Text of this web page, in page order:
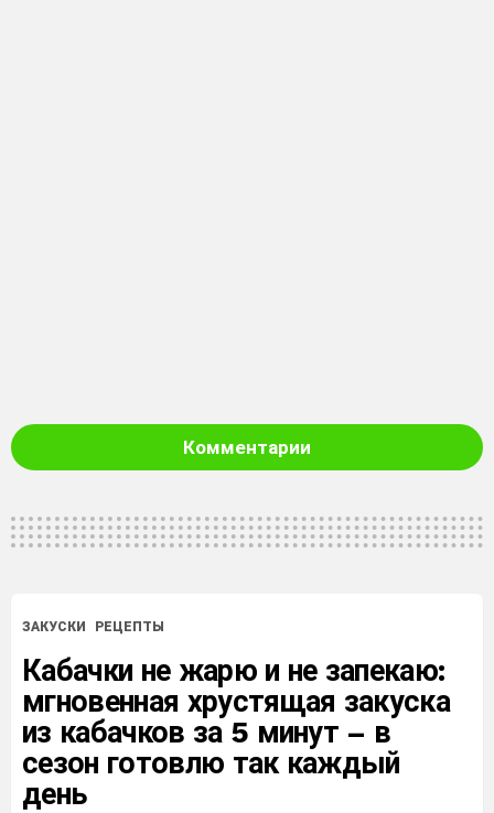
Комментарии
ЗАКУСКИ РЕЦЕПТЫ
Кабачки не жарю и не запекаю:
мгновенная хрустящая закуска
из кабачков за 5 минут – в
сезон готовлю так каждый
день